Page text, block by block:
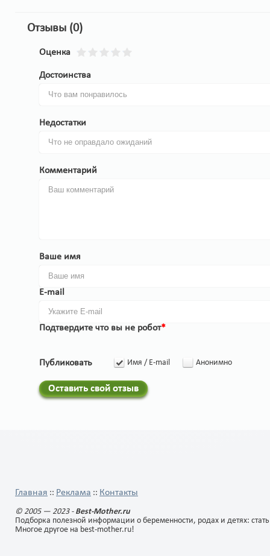
Отзывы (0)
Оценка
Достоинства
Недостатки
Комментарий
Ваше имя
E-mail
Подтвердите что вы не робот*
Публиковать Имя / E-mail Анонимно
Оставить свой отзыв
Главная :: Реклама :: Контакты
© 2005 — 2023 - Best-Mother.ru
Подборка полезной информации о беременности, родах и детях:
Многое другое на best-mother.ru!